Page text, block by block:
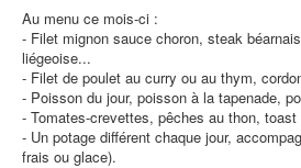
Contact
EMPLOIS
Protection des données
Au menu ce mois-ci :
- Filet mignon sauce choron, steak
liégeoise...
- Filet de poulet au curry ou au thym,
- Poisson du jour, poisson à la tapenade,
- Tomates-crevettes, pêches au thon,
- Un potage différent chaque jour,
frais ou glace).